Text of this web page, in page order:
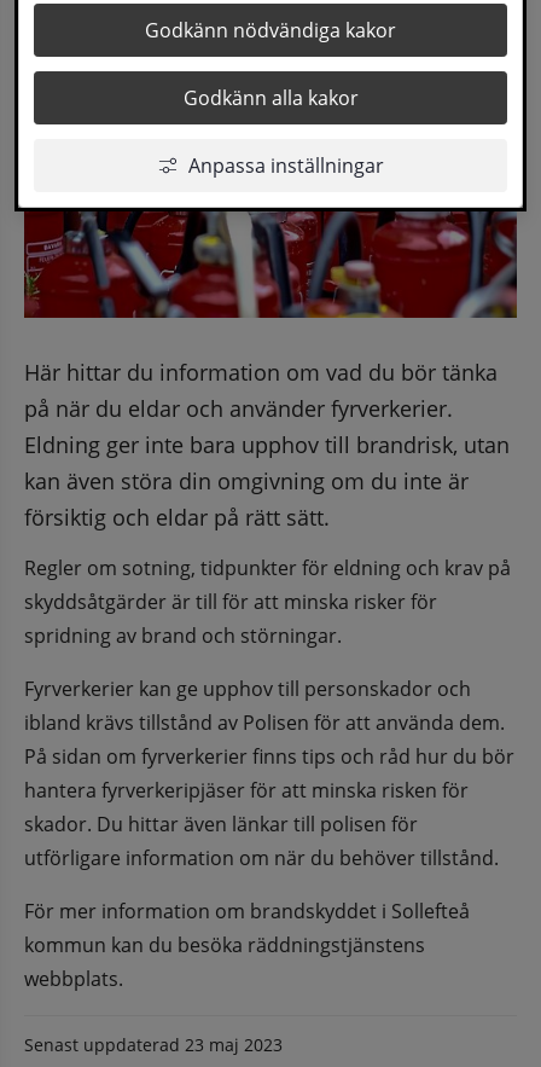
Godkänn nödvändiga kakor
Godkänn alla kakor
Anpassa inställningar
Här hittar du information om vad du bör tänka
på när du eldar och använder fyrverkerier.
Eldning ger inte bara upphov till brandrisk, utan
kan även störa din omgivning om du inte är
försiktig och eldar på rätt sätt.
Regler om sotning, tidpunkter för eldning och krav på
skyddsåtgärder är till för att minska risker för
spridning av brand och störningar.
Fyrverkerier kan ge upphov till personskador och
ibland krävs tillstånd av Polisen för att använda dem.
På sidan om fyrverkerier finns tips och råd hur du bör
hantera fyrverkeripjäser för att minska risken för
skador. Du hittar även länkar till polisen för
utförligare information om när du behöver tillstånd.
För mer information om brandskyddet i Sollefteå
kommun kan du besöka räddningstjänstens
webbplats.
Senast uppdaterad 23 maj 2023